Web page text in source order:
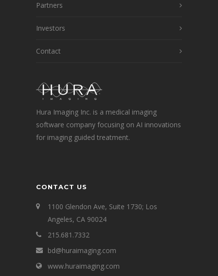
Partners
Investors
Contact
Hura Imaging Inc. is a medical imaging
software company focusing on AI innovations
for imaging guided treatment.
CONTACT US
1100 Glendon Ave, Suite 1730; Los
Angeles, CA 90024
215.681.7332
bd@huraimaging.com
www.huraimaging.com